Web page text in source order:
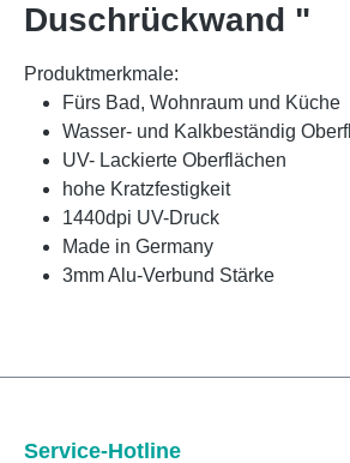
Duschrückwand "
Produktmerkmale:
Fürs Bad, Wohnraum und Küche
Wasser- und Kalkbeständig
UV- Lackierte Oberflächen
hohe Kratzfestigkeit
1440dpi UV-Druck
Made in Germany
3mm Alu-Verbund Stärke
Service-Hotline